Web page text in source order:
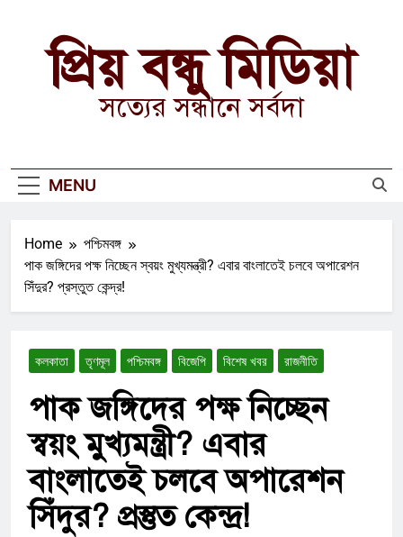
contentপ্রিয় বন্ধু মিডিয়া
সত্যের সন্ধানে সর্বদা
MENU
Home
পশ্চিমবঙ্গ
পাক জঙ্গিদের পক্ষ নিচ্ছেন স্বয়ং মুখ্যমন্ত্রী? এবার বাংলাতেই চলবে অপারেশন
সিঁদুর? প্রস্তুত কেন্দ্র!
কলকাতা তৃণমূল পশ্চিমবঙ্গ বিজেপি বিশেষ খবর রাজনীতি
পাক জঙ্গিদের পক্ষ নিচ্ছেন
স্বয়ং মুখ্যমন্ত্রী? এবার
বাংলাতেই চলবে অপারেশন
সিঁদুর? প্রস্তুত কেন্দ্র!